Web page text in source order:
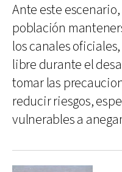
Ante este
población
los canales
libre durante el
tomar las
reducir riesgos,
vulnerables a